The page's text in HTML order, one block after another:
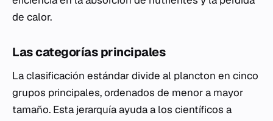
de calor.
Las categorías principales
La clasificación estándar divide al plancton en cinco
grupos principales, ordenados de menor a mayor
tamaño. Esta jerarquía ayuda a los científicos a